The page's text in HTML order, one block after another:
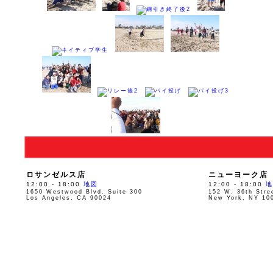
ロサンゼルス店
12:00 - 18:00 地図
1650 Westwood Blvd. Suite 300
Los Angeles, CA 90024
ニューヨーク店
12:00 - 18:00
152 W. 36th
New York, NY